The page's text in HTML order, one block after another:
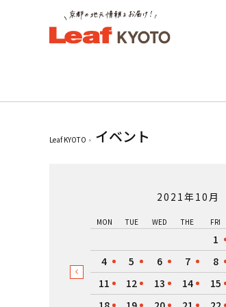
Leaf KYOTO イベント
2021年10月
MON TUE WED THE FRI
1
4
5 6 7 8
11
12 13 14 15